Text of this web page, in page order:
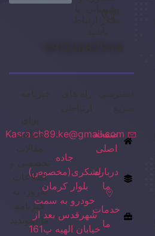
صفحه
اصلی
درباره
ما
خدمات
ما
Kasra.ch89.ke@gmail.com
جاده
لشکری(مخصوص)
بلوار کرمان
خودرو به سمت
شهرقدس بعد از
خیابان الهیه پ161
دریافت
اطلاعات
به‌روز، به
خبرنامه
ما بپیوندید